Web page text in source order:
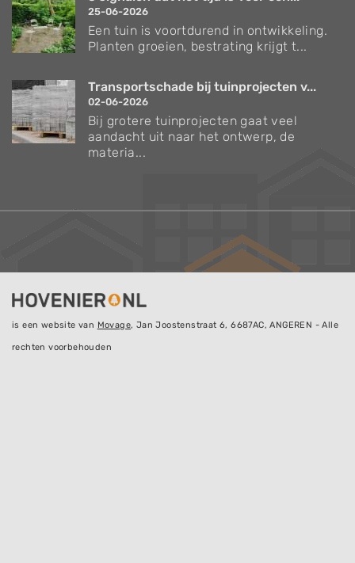
25-06-2026
Een tuin is voortdurend in ontwikkeling.
Planten groeien, bestrating krijgt t...
Transportschade bij tuinprojecten v...
02-06-2026
Bij grotere tuinprojecten gaat veel
aandacht uit naar het ontwerp, de
materia...
is een website van Movage, Jan Joostenstraat 6, 6687AC, ANGEREN - Alle
rechten voorbehouden